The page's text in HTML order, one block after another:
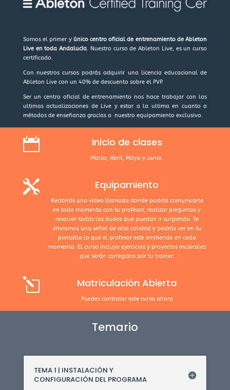
Somos el primer y único centro oficial de entrenamiento de Ableton
Live en toda Andalucía. Nuestro curso de Ableton Live, es un curso
certificado.
Con nuestros cursos podrás adquirir una licencia educacional de
Ableton Live con un 40% de descuento sobre el PVP.
Ser un centro oficial de entrenamiento nos hace trabajar con las
ultimas actualizaciones de Live y estar a la ultima en cuanto a
métodos de enseñanza gracias a nuestro equipamiento exclusivo.
 Inicio de clases
Marzo, Abril, Mayo y Junio.
 Equipamiento
Recibirás una video llamada donde podrás comunicarte
en todo momento con tu profesor, realizar preguntas y
resolver todas las dudas que puedan ir surgiendo. Te
enviamos una señal de alta calidad y podrás ver en tu
pantalla lo que el profesor este emitiendo en cada
momento. El curso incluye ejercicios y proyectos musicales
que serán corregidos por tu trainer.
l Matriculación Abierta
Puedes contratar este curso ahora
Temario
TEMA 1 | INSTALACIÓN Y
CONFIGURACIÓN DEL PROGRAMA